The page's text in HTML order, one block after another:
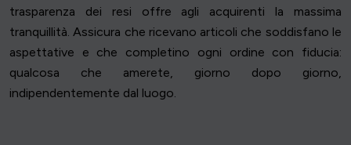
trasparenza dei resi offre agli acquirenti la massima
tranquillità. Assicura che ricevano articoli che soddisfano le
aspettative e che completino ogni ordine con fiducia:
qualcosa che amerete, giorno dopo giorno,
indipendentemente dal luogo.